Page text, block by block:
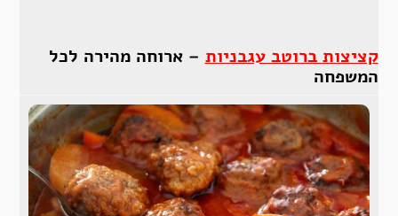
קציצות ברוטב עגבניות – ארוחה מהירה לכל
המשפחה